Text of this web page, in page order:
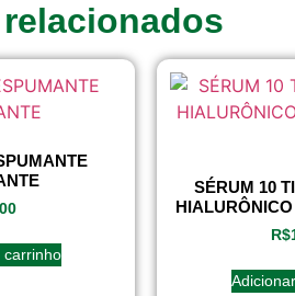
carrinho
SÉRUM 10
R$